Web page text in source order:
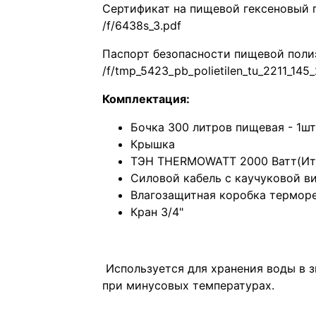
Сертификат на пищевой
Паспорт безопасности пищевой
Комплектация:
Бочка 300 литров пищевая - 1шт
Крышка
ТЭН THERMOWATT 2000
Силовой кабель с каучуковой
Влагозащитная коробка
Кран 3/4"
Используется для хранения воды
при минусовых температурах.